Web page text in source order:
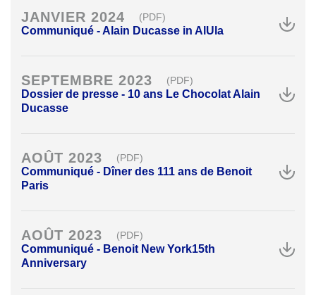
JANVIER 2024
Communiqué - Alain Ducasse in AlUla
(PDF)
SEPTEMBRE 2023
Dossier de presse - 10 ans Le Chocolat Alain
Ducasse
(PDF)
AOÛT 2023
Communiqué - Dîner des 111 ans de Benoit
Paris
(PDF)
AOÛT 2023
Communiqué - Benoit New York15th
Anniversary
(PDF)